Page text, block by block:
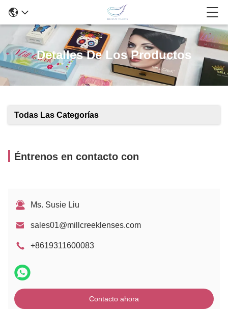
Detalles De Los Productos
Todas Las Categorías
Éntrenos en contacto con
Ms. Susie Liu
sales01@millcreeklenses.com
+8619311600083
Contacto ahora